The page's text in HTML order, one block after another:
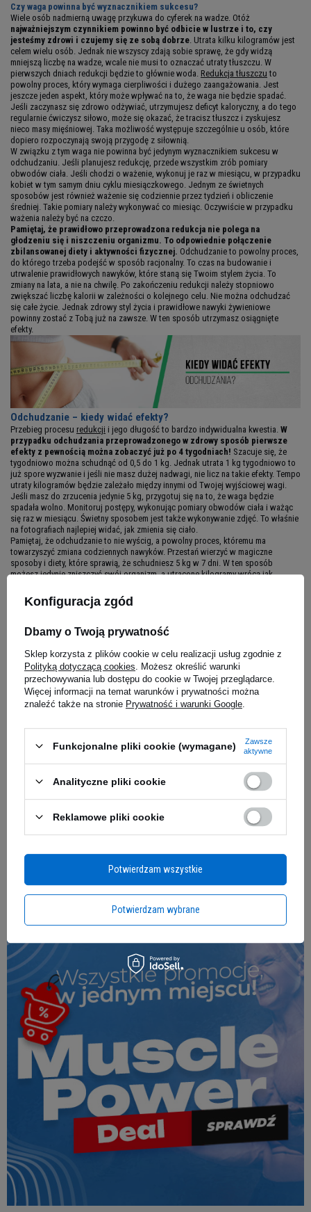
Czy waga powinna być wyznacznikiem sukcesu?
Wiele osób nadmierną uwagę przykuwa do cyferek na wadze. Otóż
najważniejszym czynnikiem powinno być odbicie w lustrze i to, czy
jesteśmy zdrowi i czujemy się ze sobą dobrze . Utrata kilku kilogramów jest
celem wielu osób. Jednak nie wszyscy zdają sobie sprawę, że gdy widzą
mniejszą liczbę na wadze, wcale nie musi to oznaczać utraty tłuszczu. W
pierwszych dniach redukcji będzie to głównie woda. Redukcja tłuszczu to
powolny proces, który wymaga cierpliwości i dużego zaangażowania. Jest
jeszcze jeden aspekt, który może wpływać na to, że waga nie będzie spadać.
Jeśli zaczynasz się zdrowo odżywiać, utrzymujesz deficyt kaloryczny, a do tego
regularnie ćwiczysz siłowo, może się okazać, że tracisz tłuszcz i zyskujesz
nieco masy mięśniowej. Taka możliwość występuje szczególnie u osób, które
dopiero rozpoczynają swoją przygodę z siłownią.
W związku z tym waga nie powinna być jedynym wyznacznikiem sukcesu w
odchudzaniu. Jeśli planujesz redukcję, przede wszystkim zrób pomiary
obwodów ciała. Jeśli chodzi o ważenie, wykonuj je raz w miesiącu, w przypadku
kobiet w tym samym dniu cyklu miesiączkowego. Jednym ze świetnych
sposobów jest również ważenie się codziennie przez tydzień i obliczenie
średniej. Takie pomiary należy wykonywać co miesiąc. Oczywiście w przypadku
ważenia należy być na czczo.
Pamiętaj, że prawidłowo przeprowadzona redukcja nie polega na
głodzeniu się i niszczeniu organizmu. To odpowiednie połączenie
zbilansowanej diety i aktywności fizycznej. Odchudzanie to powolny proces,
do którego trzeba podejść w sposób racjonalny. To czas na budowanie i
utrwalenie prawidłowych nawyków, które staną się Twoim stylem życia. To
zmiany na lata, a nie na chwilę. Po zakończeniu redukcji należy stopniowo
zwiększać liczbę kalorii w zależności o kolejnego celu. Nie można odchudzać
się całe życie. Jednak zdrowy styl życia i prawidłowe nawyki żywieniowe
powinny zostać z Tobą już na zawsze. W ten sposób utrzymasz osiągnięte
efekty.
Odchudzanie – kiedy widać efekty?
Przebieg procesu redukcji i jego długość to bardzo indywidualna kwestia. W
przypadku odchudzania przeprowadzonego w zdrowy sposób pierwsze
efekty z pewnością można zobaczyć już po 4 tygodniach! Szacuje się, że
tygodniowo można schudnąć od 0,5 do 1 kg. Jednak utrata 1 kg tygodniowo to
już spore wyzwanie i jeśli nie masz dużej nadwagi, nie licz na takie efekty. Tempo
utraty kilogramów będzie zależało między innymi od Twojej wyjściowej wagi.
Jeśli masz do zrzucenia jedynie 5 kg, przygotuj się na to, że waga będzie
spadała wolno. Monitoruj postępy, wykonując pomiary obwodów ciała i ważąc
się raz w miesiącu. Świetny sposobem jest także wykonywanie zdjęć. To właśnie
na fotografiach najlepiej widać, jak zmienia się ciało.
Pamiętaj, że odchudzanie to nie wyścig, a powolny proces, któremu ma
towarzyszyć zmiana codziennych nawyków. Przestań wierzyć w magiczne
sposoby i diety, które sprawią, że schudniesz 5 kg w 7 dni. W ten sposób
możesz jedynie zniszczyć swój organizm, a utracone kilogramy wrócą jak
odchudzaniu.
Data publikacji:4 stycznia 2022
Data publikacji:2022-01-04
Zobacz także
Konfiguracja zgód
Dbamy o Twoją prywatność
Sklep korzysta z plików cookie w celu realizacji usług zgodnie z
Polityką dotyczącą cookies . Możesz określić warunki
przechowywania lub dostępu do cookie w Twojej przeglądarce.
Więcej informacji na temat warunków i prywatności można
znaleźć także na stronie Prywatność i warunki Google
Funkcjonalne pliki cookie (wymagane)
Zawsze
aktywne
Analityczne pliki cookie
Reklamowe pliki cookie
Potwierdzam wybrane
Potwierdzam wszystkie